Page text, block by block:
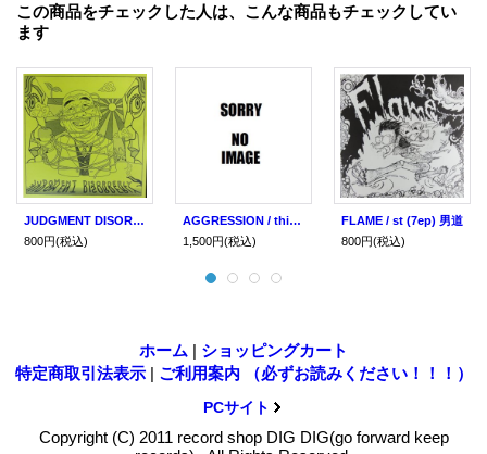
この商品をチェックした人は、こんな商品もチェックしてい
ます
JUDGMENT DISORDERLY / Low power (7ep) 男道
800円(税込)
AGGRESSION / this is aggression (cd) 男道
1,500円(税込)
FLAME / st (7ep) 男道
800円(税込)
ホーム | ショッピングカート
特定商取引法表示 | ご利用案内 （必ずお読みください！！！）
PCサイト
Copyright (C) 2011 record shop DIG DIG(go forward keep